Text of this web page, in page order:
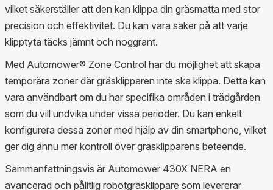
vilket säkerställer att den kan klippa din gräsmatta med stor
precision och effektivitet. Du kan vara säker på att varje
klipptyta täcks jämnt och noggrant.
Med Automower® Zone Control har du möjlighet att skapa
temporära zoner där gräsklipparen inte ska klippa. Detta kan
vara användbart om du har specifika områden i trädgården
som du vill undvika under vissa perioder. Du kan enkelt
konfigurera dessa zoner med hjälp av din smartphone, vilket
ger dig ännu mer kontroll över gräsklipparens beteende.
Sammanfattningsvis är Automower 430X NERA en
avancerad och pålitlig robotgräsklippare som levererar